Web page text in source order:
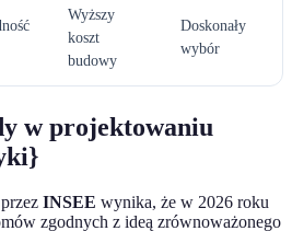
Wyższy
koszt
budowy
Doskonały
wybór
w projektowaniu
INSEE wynika, że w 2026 roku
zgodnych z ideą zrównoważonego